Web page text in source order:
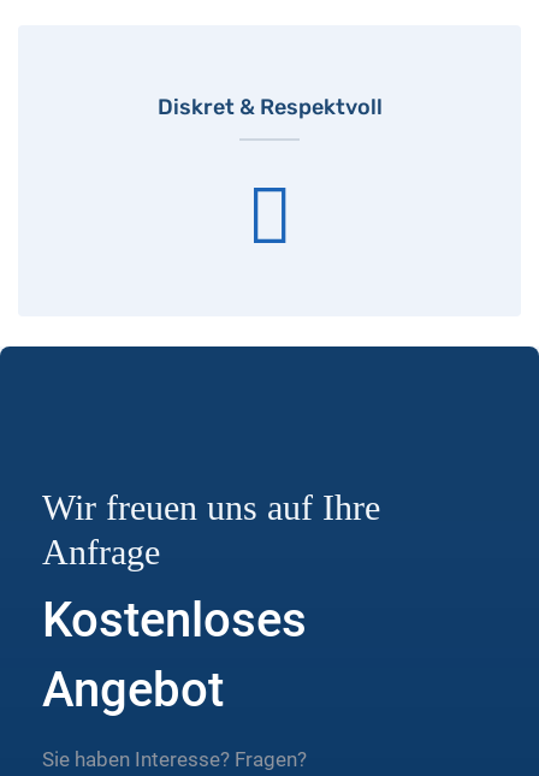
Diskret & Respektvoll
Wir freuen uns auf Ihre
Anfrage
Kostenloses
Angebot
Sie haben Interesse? Fragen?